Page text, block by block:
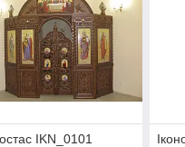
IKN_0101